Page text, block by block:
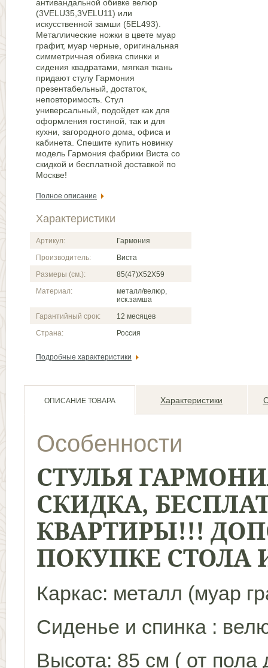
антивандальной обивке велюр
(3VELU35,3VELU11) или
искусственной замши (5EL493).
Металлические ножки в цвете муар
графит, муар черные, оригинальная
симметричная обивка спинки и
сидения квадратами, мягкая ткань
придают стулу Гармония
презентабельный, достаток,
неповторимость. Стул
универсальный, подойдет как для
оформления гостиной, так и для
кухни, загородного дома, офиса и
кабинета. Спешите купить новинку
модель Гармония фабрики Виста со
скидкой и бесплатной доставкой по
Москве!
Полное описание
Характеристики
Артикул:
Гармония
Производитель:
Виста
Размеры (см.):
85(47)X52X59
Материал:
металл/велюр,
иск.замша
Гарантийный срок:
12 месяцев
Страна:
Россия
Подробные характеристики
ОПИСАНИЕ ТОВАРА Характеристики
Особенности
СТУЛЬЯ
СКИДКА,
КВАРТИРЫ!!!
ПОКУПКЕ СТОЛА
Каркас: металл (муар
Сиденье и спинка :
Высота: 85 см ( от пола